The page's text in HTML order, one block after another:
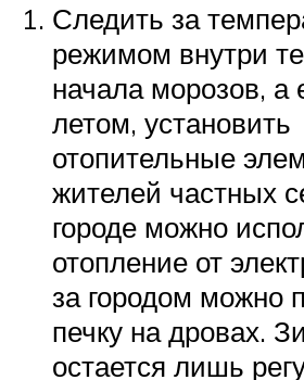
Следить за
режимом внутри
начала морозов,
летом, установить
отопительные
жителей частных
городе можно
отопление от
за городом можно
печку на дровах.
остается лишь